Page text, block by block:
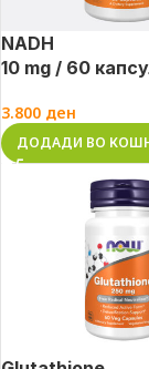
NADH
10 mg / 60
3.800 ден
ДОДАДИ ВО